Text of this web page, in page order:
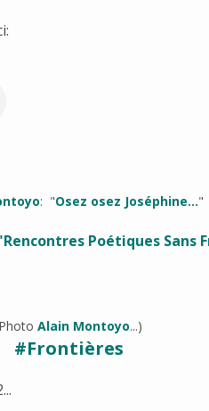
: "Osez osez Joséphine...
Poétiques Sans
Alain Montoyo...)
#Frontières